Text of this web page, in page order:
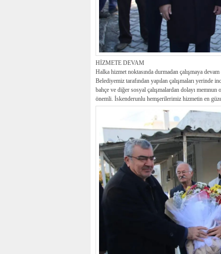
HİZMETE DEVAM
Halka hizmet noktasında durmadan çalışmaya
Belediyemiz tarafından yapılan çalışmaları yerinde
bahçe ve diğer sosyal çalışmalardan dolayı
önemli. İskenderunlu hemşerilerimiz hizmetin en